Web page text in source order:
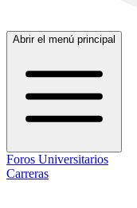
Abrir el menú principal
Foros Universitarios
Carreras